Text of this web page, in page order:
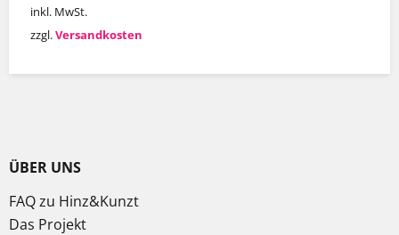
inkl. MwSt.
zzgl.Versandkosten
ÜBER UNS
FAQ zu Hinz&Kunzt
Das Projekt